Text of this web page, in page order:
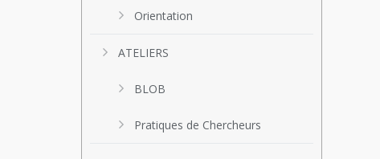
Orientation
ATELIERS
BLOB
Pratiques de Chercheurs